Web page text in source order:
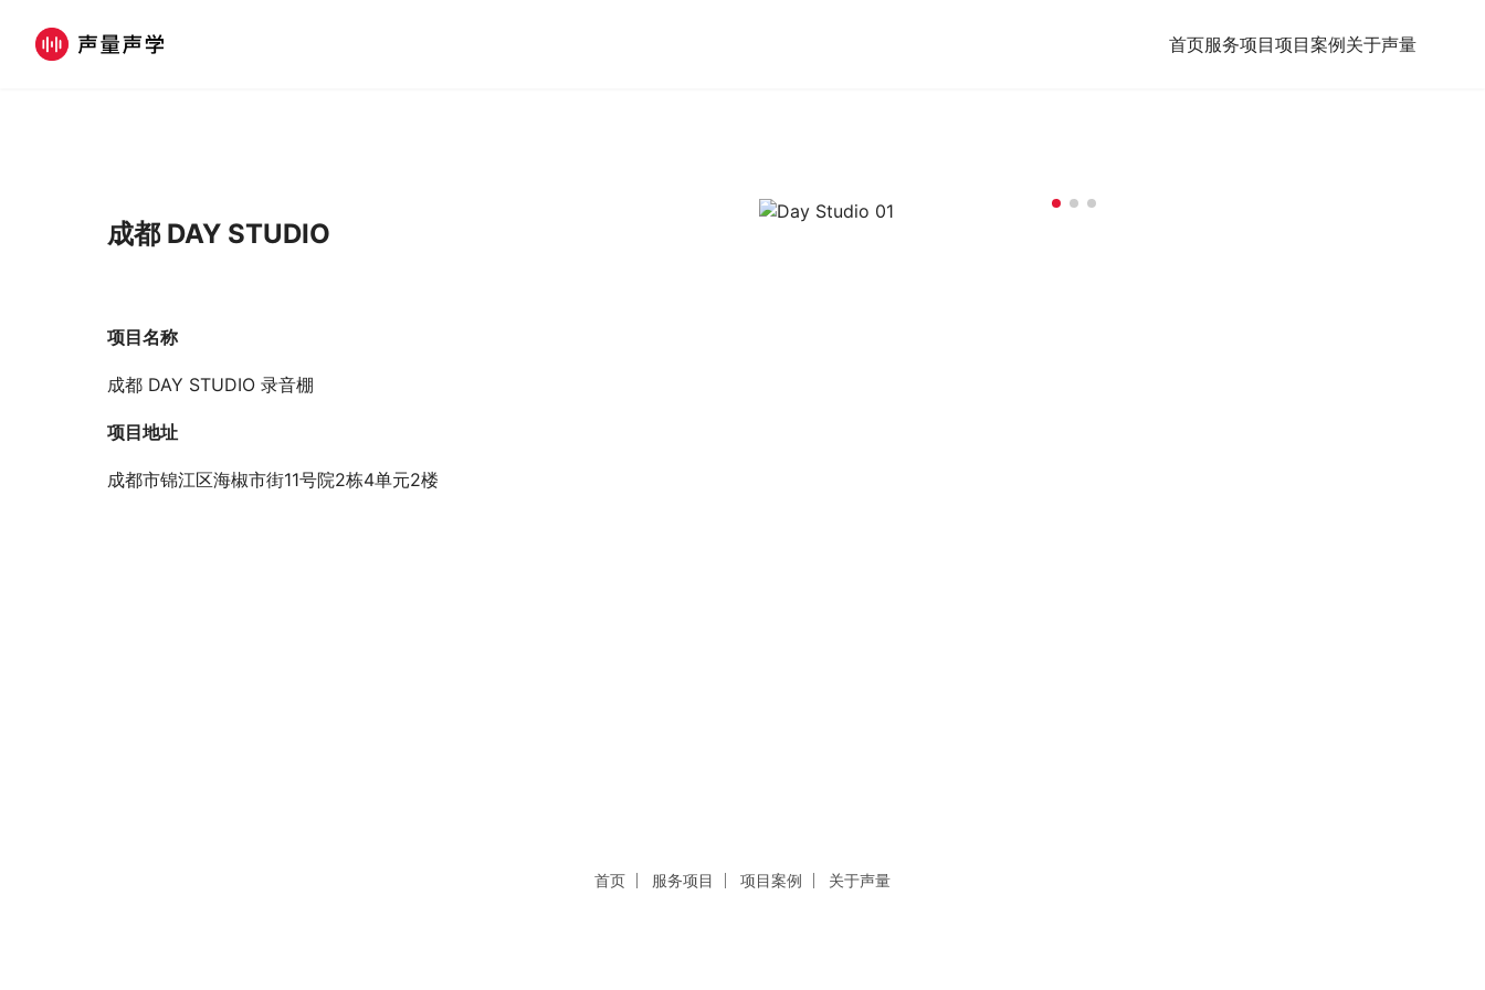
首页服务项目项目案例关于声量
成都DAY STUDIO
项目名称
成都 DAY STUDIO 录音棚
项目地址
成都市锦江区海椒市街11号院2栋4单元2楼
首页 服务项目 项目案例 关于声量